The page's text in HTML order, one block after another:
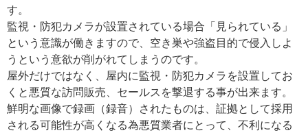
す。
監視・防犯カメラが設置されている場合「見られている」
という意識が働きますので、空き巣や強盗目的で侵入しよ
うという意欲が削がれてしまうのです。
屋外だけではなく、屋内に監視・防犯カメラを設置してお
くと悪質な訪問販売、セールスを撃退する事が出来ます。
鮮明な画像で録画（録音）されたものは、証拠として採用
される可能性が高くなる為悪質業者にとって、不利になる